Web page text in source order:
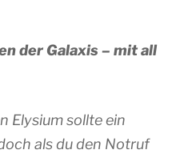
der Galaxis – mit all
Elysium sollte ein
als du den Notruf